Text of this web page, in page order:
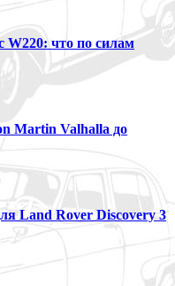
W220: что по силам
Martin Valhalla до
Land Rover Discovery 3